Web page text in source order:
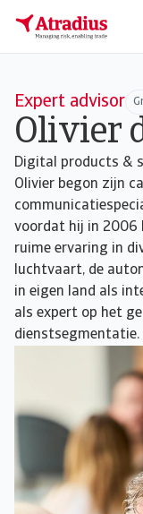
Expert advisor
Olivier
Digital products &
Olivier begon zijn
voordat hij in 2006
ruime ervaring in
luchtvaart, de
in eigen land als
als expert op het
dienstsegmentatie.